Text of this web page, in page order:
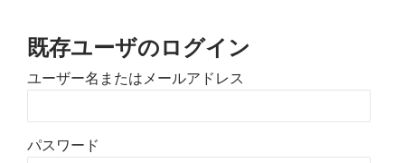
既存ユーザのログイン
ユーザー名またはメールアドレス
パスワード